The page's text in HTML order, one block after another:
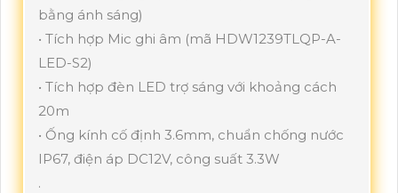
bằng ánh sáng)
• Tích hợp Mic ghi âm (mã HDW1239TLQP-A-
LED-S2)
• Tích hợp đèn LED trợ sáng với khoảng cách
20m
• Ống kính cố định 3.6mm, chuẩn chống nước
IP67, điện áp DC12V, công suất 3.3W
.